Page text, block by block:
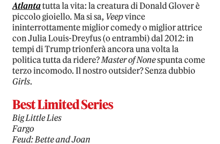
Atlantatutta la vita: la creatura di Donald Glover è
piccolo gioiello. Ma si sa, Veepvince
ininterrottamente miglior comedy o miglior attrice
con Julia Louis-Dreyfus (o entrambi) dal 2012: in
tempi di Trump trionferà ancora una volta la
politica tutta da ridere?Master of Nonespunta come
terzo incomodo. Il nostro outsider? Senza dubbio
Girls.
Best Limited Series
Big Little Lies
Fargo
Feud: Bette and Joan